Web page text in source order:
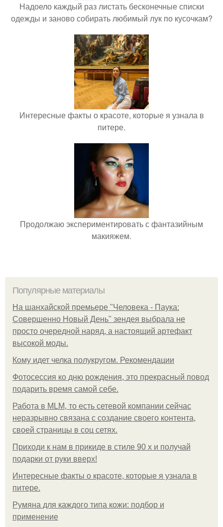
Надоело каждый раз листать бесконечные списки
одежды и заново собирать любимый лук по кусочкам?
Интересные факты о красоте, которые я узнала в
питере.
Продолжаю экспериментировать с фантазийным
макияжем.
Популярные материалы
На шанхайской премьере "Человека - Паука:
Совершенно Новый День" зендея выбрала не
просто очередной наряд, а настоящий артефакт
высокой моды.
Кому идет челка полукругом. Рекомендации
Фотосессия ко дню рождения, это прекрасный повод
подарить время самой себе.
Работа в MLM, то есть сетевой компании сейчас
неразрывно связана с создание своего контента,
своей страницы в соц сетях.
Приходи к нам в прикиде в стиле 90 х и получай
подарки от руки вверх!
Интересные факты о красоте, которые я узнала в
питере.
Румяна для каждого типа кожи: подбор и
применение